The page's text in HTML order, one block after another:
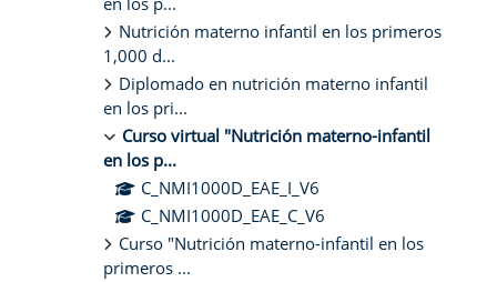
Nutrición materno infantil en los primeros
1,000 d...
Diplomado en nutrición materno infantil
en los pri...
Curso virtual "Nutrición materno-infantil
en los p...
C_NMI1000D_EAE_I_V6
C_NMI1000D_EAE_C_V6
Curso "Nutrición materno-infantil en los
primeros ...